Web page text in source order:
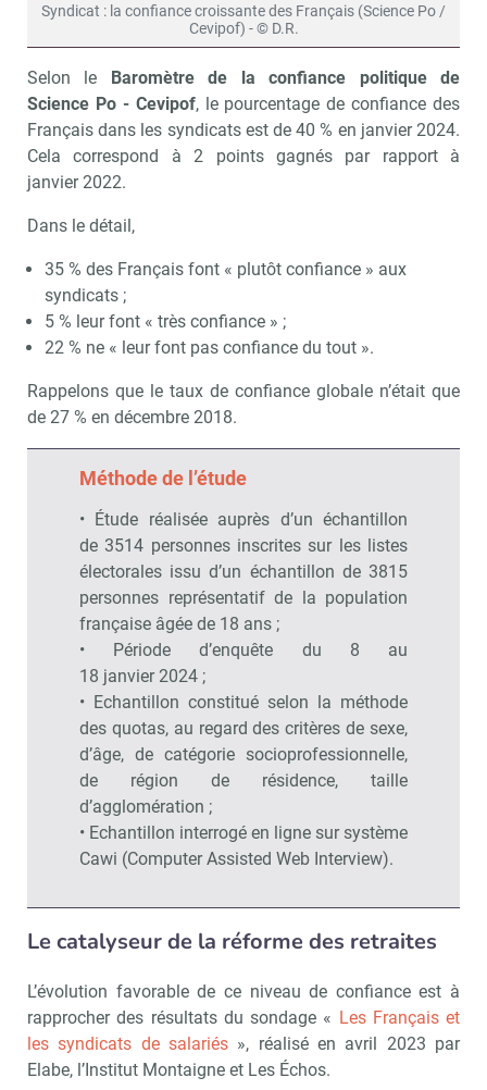
Syndicat : la confiance croissante des Français (Science Po /
Cevipof) - © D.R.
Selon le Baromètre de la confiance politique de
Science Po - Cevipof, le pourcentage de confiance des
Français dans les syndicats est de 40 % en janvier 2024.
Cela correspond à 2 points gagnés par rapport à
janvier 2022.
Dans le détail,
35 % des Français font « plutôt confiance » aux
syndicats ;
5 % leur font « très confiance » ;
22 % ne « leur font pas confiance du tout ».
Rappelons que le taux de confiance globale n’était que
de 27 % en décembre 2018.
Méthode de l’étude
• Étude réalisée auprès d’un échantillon
de 3514 personnes inscrites sur les listes
électorales issu d’un échantillon de 3815
personnes représentatif de la population
française âgée de 18 ans ;
• Période d’enquête du 8 au
18 janvier 2024 ;
• Echantillon constitué selon la méthode
des quotas, au regard des critères de sexe,
d’âge, de catégorie socioprofessionnelle,
de région de résidence, taille
d’agglomération ;
• Echantillon interrogé en ligne sur système
Cawi (Computer Assisted Web Interview).
Le catalyseur de la réforme des retraites
L’évolution favorable de ce niveau de confiance est à
rapprocher des résultats du sondage « Les Français et
les syndicats de salariés », réalisé en avril 2023 par
Elabe, l’Institut Montaigne et Les Échos.